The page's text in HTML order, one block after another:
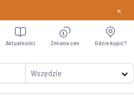
Dowiedz
×
Wszędzie
Aktualności Zmiana cen Gdzie kupić?